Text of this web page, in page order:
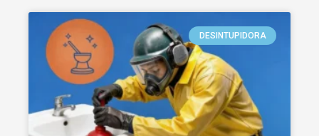
DESINTUPIDORA